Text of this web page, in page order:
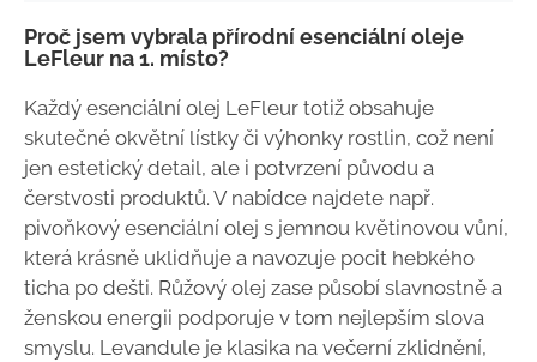
Proč jsem vybrala přírodní esenciální oleje
LeFleur na 1. místo?
Každý esenciální olej LeFleur totiž obsahuje
skutečné okvětní lístky či výhonky rostlin, což není
jen estetický detail, ale i potvrzení původu a
čerstvosti produktů. V nabídce najdete např.
pivoňkový esenciální olej s jemnou květinovou vůní,
která krásně uklidňuje a navozuje pocit hebkého
ticha po dešti. Růžový olej zase působí slavnostně a
ženskou energii podporuje v tom nejlepším slova
smyslu. Levandule je klasika na večerní zklidnění,